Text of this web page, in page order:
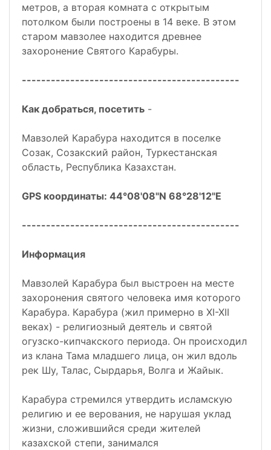
метров, а вторая комната с открытым
потолком были построены в 14 веке. В этом
старом мавзолее находится древнее
захоронение Святого Карабуры.
---------------------------------------------
Как добраться, посетить -
Мавзолей Карабура находится в поселке
Созак, Созакский район, Туркестанская
область, Республика Казахстан.
GPS координаты: 44°08'08"N 68°28'12"E
---------------------------------------------
Информация
Мавзолей Карабура был выстроен на месте
захоронения святого человека имя которого
Карабура. Карабура (жил примерно в XI-XII
веках) - религиозный деятель и святой
огузско-кипчакского периода. Он происходил
из клана Тама младшего лица, он жил вдоль
рек Шу, Талас, Сырдарья, Волга и Жайык.
Карабура стремился утвердить исламскую
религию и ее верования, не нарушая уклад
жизни, сложившийся среди жителей
казахской степи, занимался